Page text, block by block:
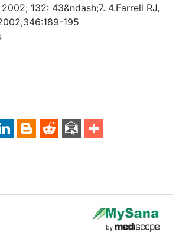
132: 43&ndash;7. 4.Farrell RJ,
195